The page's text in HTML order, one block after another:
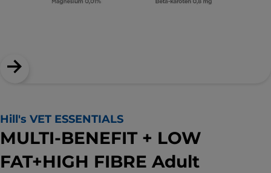
Hill's VET ESSENTIALS
MULTI-BENEFIT + LOW
FAT+HIGH FIBRE Adult